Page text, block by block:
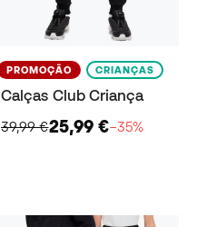
PROMOÇÃO CRIANÇAS
Calças Club Criança
39,99 €25,99 €−35%